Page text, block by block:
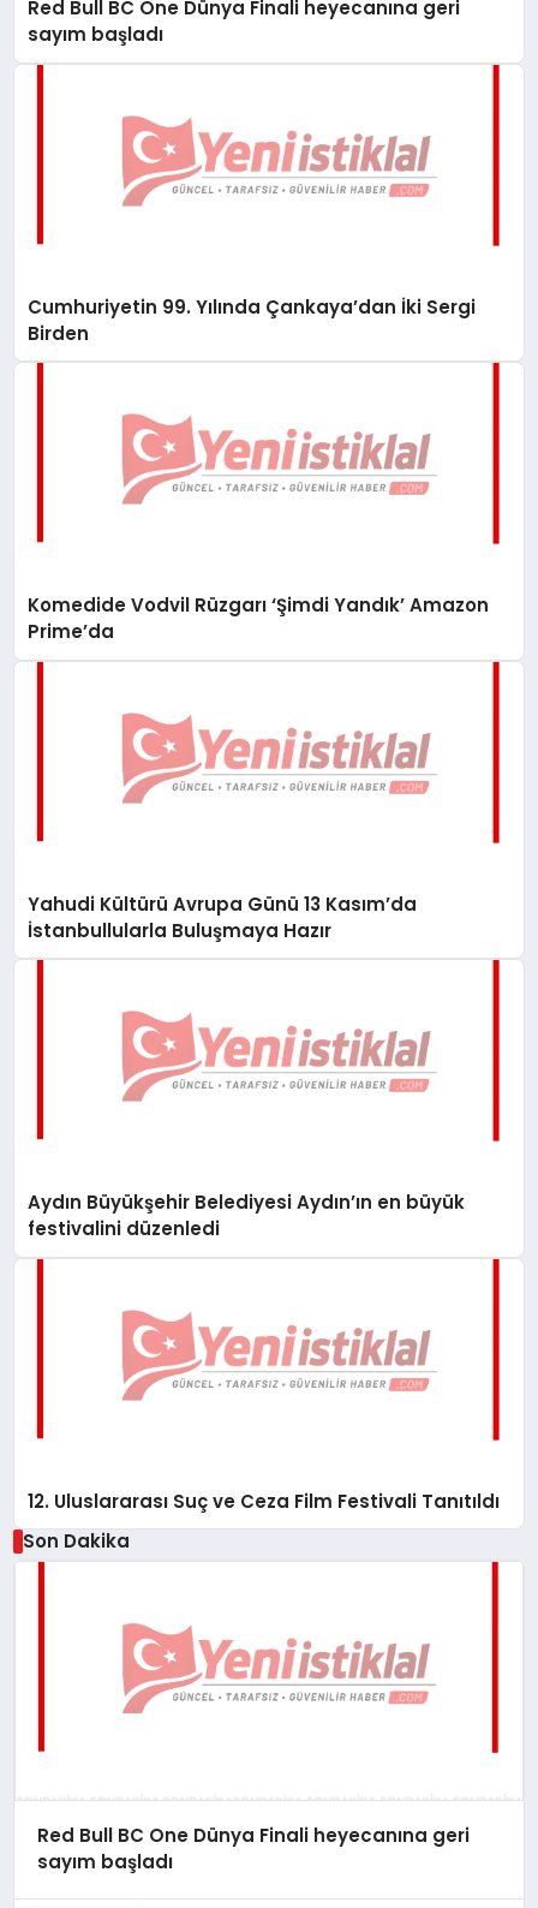
Red Bull BC One Dünya Finali heyecanına geri
sayım başladı
Cumhuriyetin 99. Yılında Çankaya’dan İki Sergi
Birden
Komedide Vodvil Rüzgarı ‘Şimdi Yandık’ Amazon
Prime’da
Yahudi Kültürü Avrupa Günü 13 Kasım’da
İstanbullularla Buluşmaya Hazır
Aydın Büyükşehir Belediyesi Aydın’ın en büyük
festivalini düzenledi
12. Uluslararası Suç ve Ceza Film Festivali Tanıtıldı
Son Dakika
Red Bull BC One Dünya Finali heyecanına geri
sayım başladı